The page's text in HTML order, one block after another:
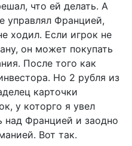
что ей делать. А
управлял Францией,
ходил. Если игрок не
он может покупать
После того как
Но 2 рубля из
карточки
у которго я увел
над Францией и заодно
Вот так.